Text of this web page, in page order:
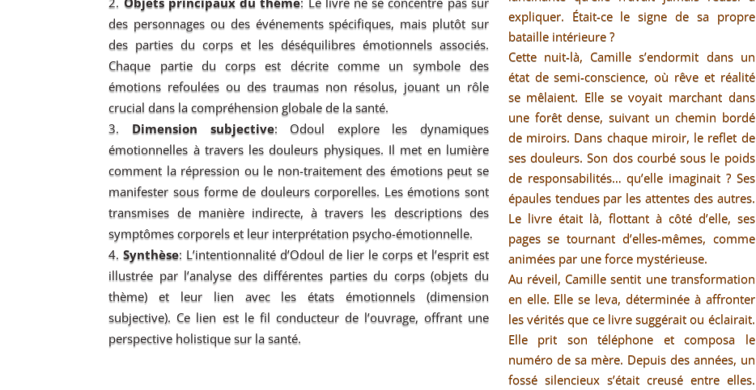
des personnages ou des événements spécifiques, mais plutôt sur
des parties du corps et les déséquilibres émotionnels associés.
Chaque partie du corps est décrite comme un symbole des
émotions refoulées ou des traumas non résolus, jouant un rôle
crucial dans la compréhension globale de la santé.
Dimension subjective: Odoul explore les dynamiques
émotionnelles à travers les douleurs physiques. Il met en lumière
comment la répression ou le non-traitement des émotions peut se
manifester sous forme de douleurs corporelles. Les émotions sont
transmises de manière indirecte, à travers les descriptions des
symptômes corporels et leur interprétation psycho-émotionnelle.
Synthèse: L’intentionnalité d’Odoul de lier le corps et l’esprit est
illustrée par l’analyse des différentes parties du corps (objets du
thème) et leur lien avec les états émotionnels (dimension
subjective). Ce lien est le fil conducteur de l’ouvrage, offrant une
perspective holistique sur la santé.
expliquer. Était-ce le signe de sa propre
bataille intérieure ?
Cette nuit-là, Camille s’endormit dans un
état de semi-conscience, où rêve et réalité
se mêlaient. Elle se voyait marchant dans
une forêt dense, suivant un chemin bordé
de miroirs. Dans chaque miroir, le reflet de
ses douleurs. Son dos courbé sous le poids
de responsabilités… qu’elle imaginait ? Ses
épaules tendues par les attentes des autres.
Le livre était là, flottant à côté d’elle, ses
pages se tournant d’elles-mêmes, comme
animées par une force mystérieuse.
Au réveil, Camille sentit une transformation
en elle. Elle se leva, déterminée à affronter
les vérités que ce livre suggérait ou éclairait.
Elle prit son téléphone et composa le
numéro de sa mère. Depuis des années, un
fossé silencieux s’était creusé entre elles.